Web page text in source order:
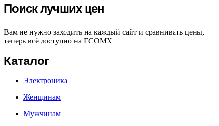
Поиск лучших цен
Вам не нужно заходить на каждый сайт и сравнивать цены,
теперь всё доступно на ECOMX
Каталог
Электроника
Женщинам
Мужчинам